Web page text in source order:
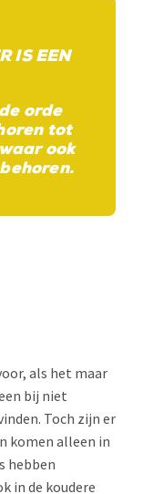
IS EEN
orde
tot
ook
als het maar
bij niet
Toch zijn er
komen alleen in
hebben
in de koudere